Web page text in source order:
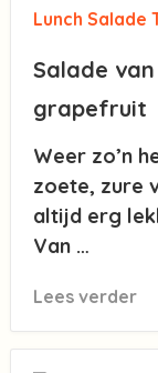
Lunch Salade
Salade
grapefruit
Weer zo’n
zoete, zure
altijd erg
Van …
Lees verder